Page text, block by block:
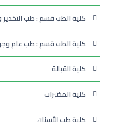
كلية الطب قسم : طب التخدير
كلية الطب قسم : طب عام
كلية القبالة
كلية المختبرات